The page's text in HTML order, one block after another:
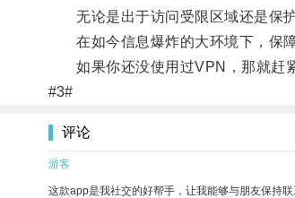
无论是出于访问受限区域还是保护
在如今信息爆炸的大环境下，保障
如果你还没使用过VPN，那就赶紧
#3#
评论
游客
这款app是我社交的好帮手，让我能够与朋友保持联